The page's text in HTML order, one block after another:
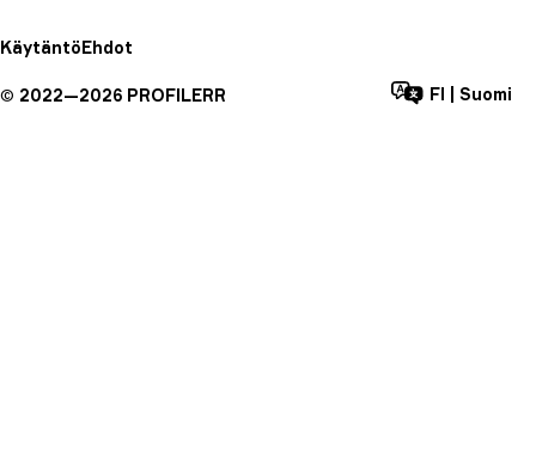
KäytäntöEhdot
© 2022—2026 PROFILERR FI Suomi